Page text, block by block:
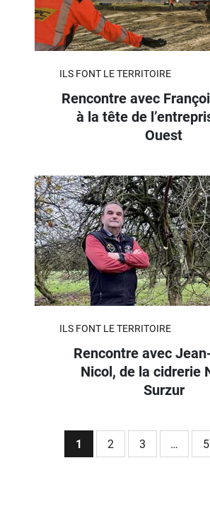
ILS FONT LE TERRITOIRE
Rencontre avec
à la tête de
Ouest
ILS FONT LE TERRITOIRE
Rencontre avec
Nicol, de la cidrerie
Surzur
1 2 3 … 5